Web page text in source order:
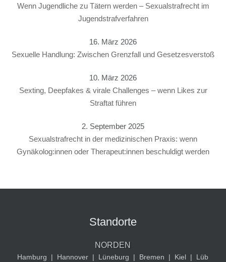
Wenn Jugendliche zu Tätern werden – Sexualstrafrecht im
Jugendstrafverfahren
16. März 2026
Sexuelle Handlung: Zwischen Grenzfall und Gesetzesverstoß
10. März 2026
Sexting, Deepfakes & virale Challenges – wenn Likes zur
Straftat führen
2. September 2025
Sexualstrafrecht in der medizinischen Praxis: wenn
Gynäkolog:innen oder Therapeut:innen beschuldigt werden
Standorte
NORDEN
Hamburg | Hannover | Lüneburg | Bremen | Kiel |
Lüb